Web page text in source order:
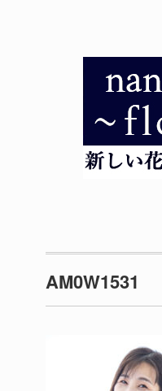
AM0W1531